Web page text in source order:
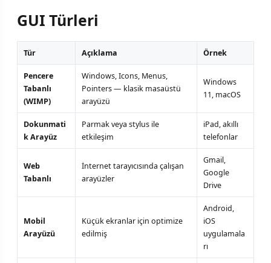
GUI Türleri
Tür Açıklama Örnek
Pencere
Tabanlı
(WIMP)
Windows, Icons, Menus,
Pointers — klasik masaüstü
arayüzü
Windows
11, macOS
Dokunmati
k Arayüz
Parmak veya stylus ile
etkileşim
iPad, akıllı
telefonlar
Web
Tabanlı
İnternet tarayıcısında çalışan
arayüzler
Gmail,
Google
Drive
Mobil
Arayüzü
Küçük ekranlar için optimize
edilmiş
Android,
iOS
uygulamala
rı